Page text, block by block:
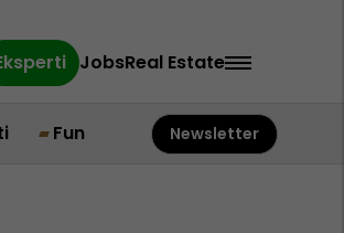
JobsReal Estate
Fun Newsletter